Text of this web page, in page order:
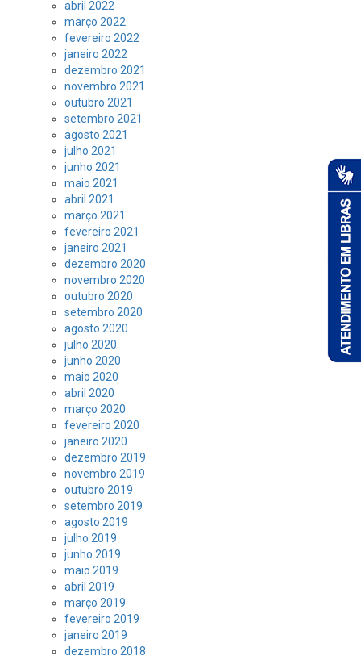
abril 2022
março 2022
fevereiro 2022
janeiro 2022
dezembro 2021
novembro 2021
outubro 2021
setembro 2021
agosto 2021
julho 2021
junho 2021
maio 2021
abril 2021
março 2021
fevereiro 2021
janeiro 2021
dezembro 2020
novembro 2020
outubro 2020
setembro 2020
agosto 2020
julho 2020
junho 2020
maio 2020
abril 2020
março 2020
fevereiro 2020
janeiro 2020
dezembro 2019
novembro 2019
outubro 2019
setembro 2019
agosto 2019
julho 2019
junho 2019
maio 2019
abril 2019
março 2019
fevereiro 2019
janeiro 2019
dezembro 2018